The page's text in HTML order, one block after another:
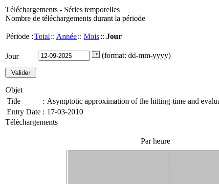
Téléchargements - Séries temporelles
Nombre de téléchargements durant la période
Période :Total :: Année:: Mois:: Jour
Jour (format: dd-mm-yyyy)
Objet
Title
: Asymptotic approximation of the hitting-time and
Entry Date : 17-03-2010
Téléchargements
Par heure